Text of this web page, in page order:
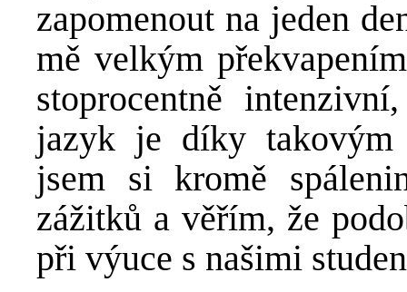
zapomenout na jeden
mě velkým
stoprocentně
jazyk je díky takovým
jsem si kromě
zážitků a věřím, že
při výuce s našimi